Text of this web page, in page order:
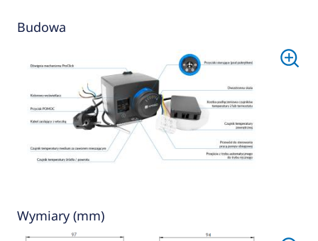
Budowa
Wymiary (mm)